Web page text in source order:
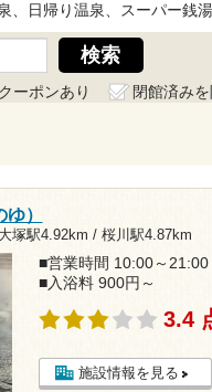
、日帰り温泉、スーパー銭
クーポンあり
閉館済みを
）
塚駅4.92km / 桜川駅4.87km
■営業時間 10:00～21:00
■入浴料 900円～
3.4
施設情報を見る